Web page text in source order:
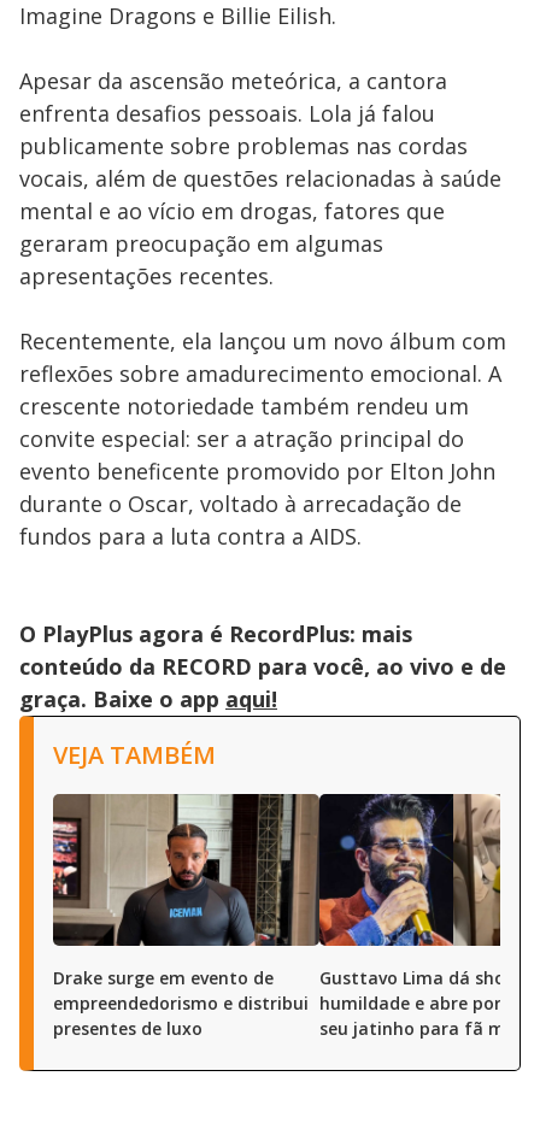
Imagine Dragons e Billie Eilish.
Apesar da ascensão meteórica, a cantora
enfrenta desafios pessoais. Lola já falou
publicamente sobre problemas nas cordas
vocais, além de questões relacionadas à saúde
mental e ao vício em drogas, fatores que
geraram preocupação em algumas
apresentações recentes.
Recentemente, ela lançou um novo álbum com
reflexões sobre amadurecimento emocional. A
crescente notoriedade também rendeu um
convite especial: ser a atração principal do
evento beneficente promovido por Elton John
durante o Oscar, voltado à arrecadação de
fundos para a luta contra a AIDS.
O PlayPlus agora é RecordPlus: mais
conteúdo da RECORD para você, ao vivo e de
graça. Baixe o app aqui!
VEJA TAMBÉM
Drake surge em evento de
empreendedorismo e distribui
presentes de luxo
Gusttavo Lima dá show
humildade e abre portas
seu jatinho para fã mirim